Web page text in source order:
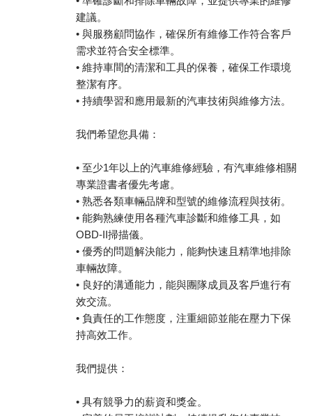
建議。
• 與服務顧問協作，確保所有維修工作符合客戶
需求並符合安全標準。
• 維持車間的清潔和工具的保養，確保工作環境
整潔有序。
• 持續學習和應用最新的汽車技術與維修方法。
我們希望您具備：
• 至少1年以上的汽車維修經驗，有汽車維修相關
專業證書者優先考慮。
• 熟悉各類車輛品牌和型號的維修流程與技術。
• 能夠熟練使用各種汽車診斷和維修工具，如
OBD-II掃描儀。
• 優秀的問題解決能力，能夠快速且精準地排除
車輛故障。
• 良好的溝通能力，能與團隊成員及客戶進行有
效交流。
• 負責任的工作態度，注重細節並能在壓力下保
持高效工作。
我們提供：
• 具有競爭力的薪資和獎金。